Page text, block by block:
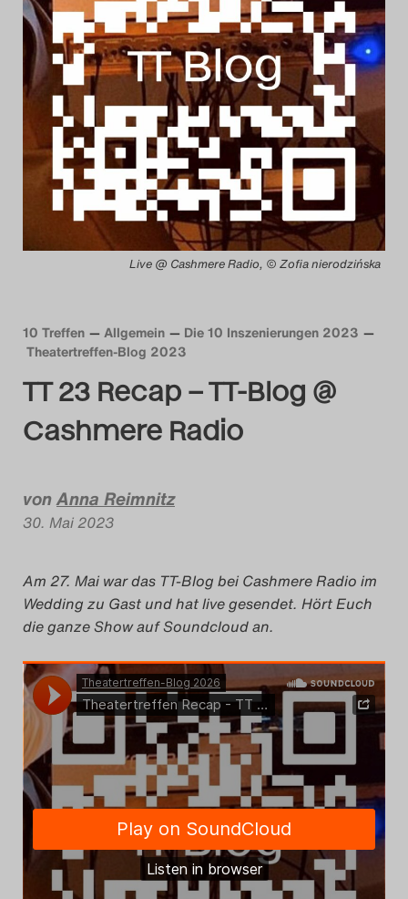
Das Theatertreffen-Blog
2014
Das Theatertreffen-Blog
2015
Das Theatertreffen-Blog
2016
Das Theatertreffen-Blog
2017
Das Theatertreffen-Blog
2018
Das Theatertreffen-Blog
Das Theatertreffen-Blog
Das Theatertreffen-Blog
2020
Das Theatertreffen-Blog
2021
Das Theatertreffen-Blog
2022
Das Theatertreffen-Blog
2023
Live @ Cashmere Radio, © Zofia nierodzińska
10 Treffen Allgemein
Die 10 Inszenierungen 2023
Theatertreffen-Blog 2023
TT 23 Recap – TT-Blog @
Cashmere Radio
vonAnna Reimnitz
30. Mai 2023
Am 27. Mai war das TT-Blog bei Cashmere Radio im
Wedding zu Gast und hat live gesendet. Hört Euch
die ganze Show auf Soundcloud an.